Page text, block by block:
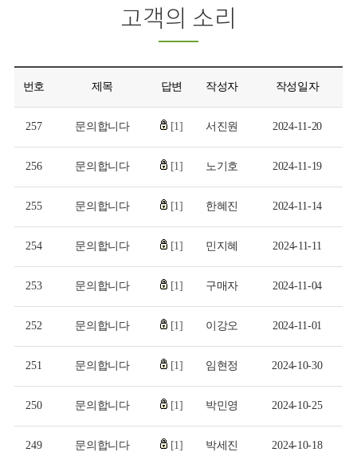
고객의 소리
번호 제목 답변 작성자 작성일자
257 문의합니다 [1] 서진원 2024-11-20
256 문의합니다 [1] 노기호 2024-11-19
255 문의합니다 [1] 한혜진 2024-11-14
254 문의합니다 [1] 민지혜 2024-11-11
253 문의합니다 [1] 구매자 2024-11-04
252 문의합니다 [1] 이강오 2024-11-01
251 문의합니다 [1] 임현정 2024-10-30
250 문의합니다 [1] 박민영 2024-10-25
249 문의합니다 [1] 박세진 2024-10-18